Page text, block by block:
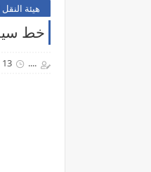
هيئة النقل
خط سير
.... 13 أبريل 2022